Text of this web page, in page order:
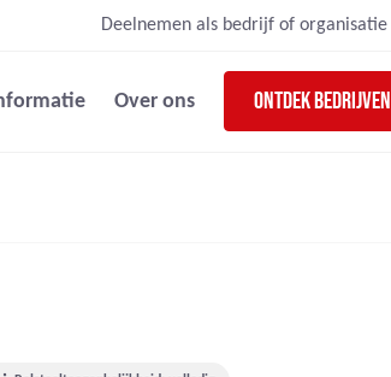
Deelnemen als bedrijf of organisatie
Over ons Ontdek bedrijven